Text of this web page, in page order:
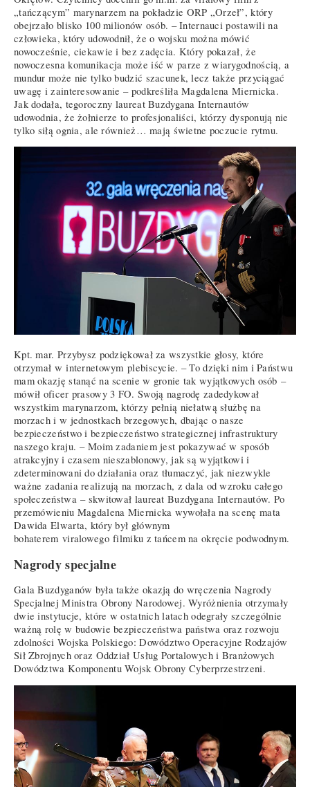
„tańczącym” marynarzem na pokładzie ORP „Orzeł”, który
obejrzało blisko 100 milionów osób. – Internauci postawili na
człowieka, który udowodnił, że o wojsku można mówić
nowocześnie, ciekawie i bez zadęcia. Który pokazał, że
nowoczesna komunikacja może iść w parze z wiarygodnością, a
mundur może nie tylko budzić szacunek, lecz także przyciągać
uwagę i zainteresowanie – podkreśliła Magdalena Miernicka.
Jak dodała, tegoroczny laureat Buzdygana Internautów
udowodnia, że żołnierze to profesjonaliści, którzy dysponują nie
tylko siłą ognia, ale również… mają świetne poczucie rytmu.
Kpt. mar. Przybysz podziękował za wszystkie głosy, które
otrzymał w internetowym plebiscycie. – To dzięki nim i Państwu
mam okazję stanąć na scenie w gronie tak wyjątkowych osób –
mówił oficer prasowy 3 FO. Swoją nagrodę zadedykował
wszystkim marynarzom, którzy pełnią niełatwą służbę na
morzach i w jednostkach brzegowych, dbając o nasze
bezpieczeństwo i bezpieczeństwo strategicznej infrastruktury
naszego kraju. – Moim zadaniem jest pokazywać w sposób
atrakcyjny i czasem nieszablonowy, jak są wyjątkowi i
zdeterminowani do działania oraz tłumaczyć, jak niezwykle
ważne zadania realizują na morzach, z dala od wzroku całego
społeczeństwa – skwitował laureat Buzdygana Internautów. Po
przemówieniu Magdalena Miernicka wywołała na scenę mata
Dawida Elwarta, który był głównym
bohaterem viralowego filmiku z tańcem na okręcie podwodnym.
Nagrody specjalne
Gala Buzdyganów była także okazją do wręczenia Nagrody
Specjalnej Ministra Obrony Narodowej. Wyróżnienia otrzymały
dwie instytucje, które w ostatnich latach odegrały szczególnie
ważną rolę w budowie bezpieczeństwa państwa oraz rozwoju
zdolności Wojska Polskiego: Dowództwo Operacyjne Rodzajów
Sił Zbrojnych oraz Oddział Usług Portalowych i Branżowych
Dowództwa Komponentu Wojsk Obrony Cyberprzestrzeni.